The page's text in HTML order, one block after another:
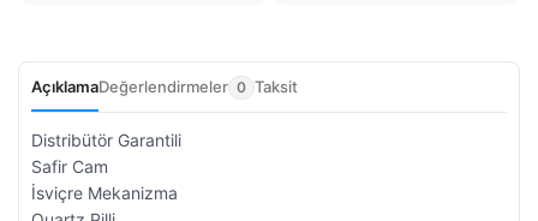
AçıklamaDeğerlendirmeler 0 Taksit
Distribütör Garantili
Safir Cam
İsviçre Mekanizma